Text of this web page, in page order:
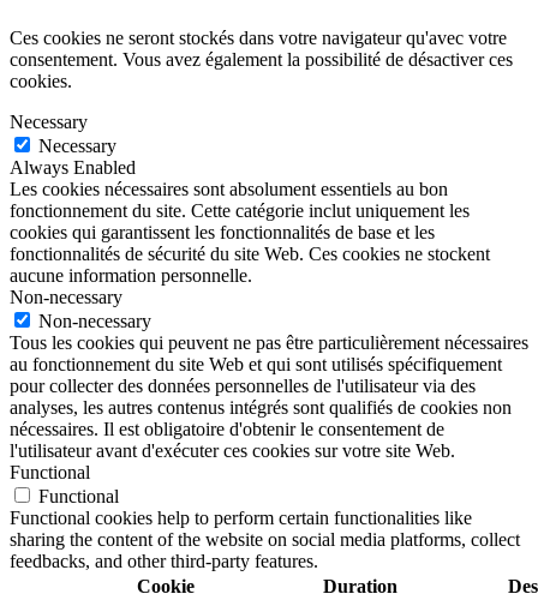
Ces cookies ne seront stockés dans votre navigateur qu'avec votre
consentement. Vous avez également la possibilité de désactiver ces
cookies.
Necessary
Necessary
Always Enabled
Les cookies nécessaires sont absolument essentiels au bon
fonctionnement du site. Cette catégorie inclut uniquement les
cookies qui garantissent les fonctionnalités de base et les
fonctionnalités de sécurité du site Web. Ces cookies ne stockent
aucune information personnelle.
Non-necessary
Non-necessary
Tous les cookies qui peuvent ne pas être particulièrement nécessaires
au fonctionnement du site Web et qui sont utilisés spécifiquement
pour collecter des données personnelles de l'utilisateur via des
analyses, les autres contenus intégrés sont qualifiés de cookies non
nécessaires. Il est obligatoire d'obtenir le consentement de
l'utilisateur avant d'exécuter ces cookies sur votre site Web.
Functional
Functional
Functional cookies help to perform certain functionalities like
sharing the content of the website on social media platforms, collect
feedbacks, and other third-party features.
Cookie
Duration